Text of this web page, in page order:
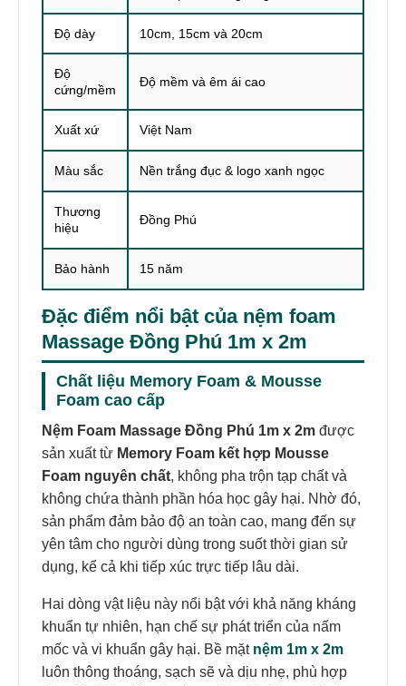
Độ dày 10cm, 15cm và 20cm
Độ
cứng/mềm
Độ mềm và êm ái cao
Xuất xứ Việt Nam
Màu sắc Nền trắng đục & logo xanh ngọc
Thương
hiệu
Đồng Phú
Bảo hành 15 năm
Đặc điểm nổi bật của nệm foam
Massage Đồng Phú 1m x 2m
Chất liệu Memory Foam & Mousse
Foam cao cấp
Nệm Foam Massage Đồng Phú 1m x 2m được
sản xuất từ Memory Foam kết hợp Mousse
Foam nguyên chất, không pha trộn tạp chất và
không chứa thành phần hóa học gây hại. Nhờ đó,
sản phẩm đảm bảo độ an toàn cao, mang đến sự
yên tâm cho người dùng trong suốt thời gian sử
dụng, kể cả khi tiếp xúc trực tiếp lâu dài.
Hai dòng vật liệu này nổi bật với khả năng kháng
khuẩn tự nhiên, hạn chế sự phát triển của nấm
mốc và vi khuẩn gây hại. Bề mặt nệm 1m x 2m
luôn thông thoáng, sạch sẽ và dịu nhẹ, phù hợp